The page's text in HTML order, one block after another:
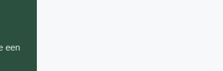
een